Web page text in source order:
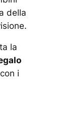
della
la
i